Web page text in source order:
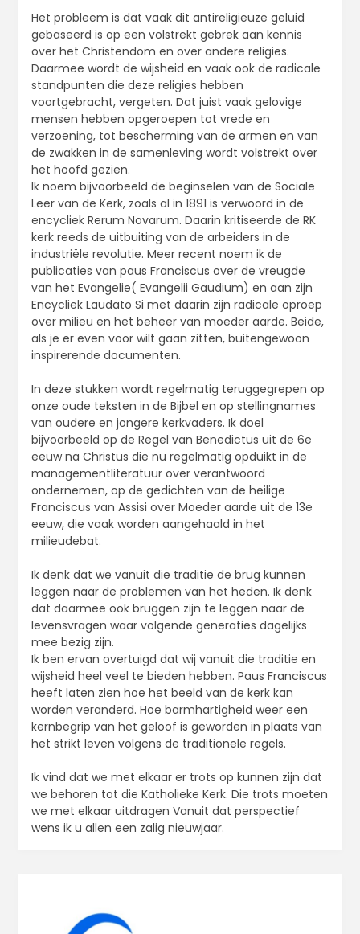
Het probleem is dat vaak dit antireligieuze geluid
gebaseerd is op een volstrekt gebrek aan kennis
over het Christendom en over andere religies.
Daarmee wordt de wijsheid en vaak ook de radicale
standpunten die deze religies hebben
voortgebracht, vergeten. Dat juist vaak gelovige
mensen hebben opgeroepen tot vrede en
verzoening, tot bescherming van de armen en van
de zwakken in de samenleving wordt volstrekt over
het hoofd gezien.
Ik noem bijvoorbeeld de beginselen van de Sociale
Leer van de Kerk, zoals al in 1891 is verwoord in de
encycliek Rerum Novarum. Daarin kritiseerde de RK
kerk reeds de uitbuiting van de arbeiders in de
industriële revolutie. Meer recent noem ik de
publicaties van paus Franciscus over de vreugde
van het Evangelie( Evangelii Gaudium) en aan zijn
Encycliek Laudato Si met daarin zijn radicale oproep
over milieu en het beheer van moeder aarde. Beide,
als je er even voor wilt gaan zitten, buitengewoon
inspirerende documenten.
In deze stukken wordt regelmatig teruggegrepen op
onze oude teksten in de Bijbel en op stellingnames
van oudere en jongere kerkvaders. Ik doel
bijvoorbeeld op de Regel van Benedictus uit de 6e
eeuw na Christus die nu regelmatig opduikt in de
managementliteratuur over verantwoord
ondernemen, op de gedichten van de heilige
Franciscus van Assisi over Moeder aarde uit de 13e
eeuw, die vaak worden aangehaald in het
milieudebat.
Ik denk dat we vanuit die traditie de brug kunnen
leggen naar de problemen van het heden. Ik denk
dat daarmee ook bruggen zijn te leggen naar de
levensvragen waar volgende generaties dagelijks
mee bezig zijn.
Ik ben ervan overtuigd dat wij vanuit die traditie en
wijsheid heel veel te bieden hebben. Paus Franciscus
heeft laten zien hoe het beeld van de kerk kan
worden veranderd. Hoe barmhartigheid weer een
kernbegrip van het geloof is geworden in plaats van
het strikt leven volgens de traditionele regels.
Ik vind dat we met elkaar er trots op kunnen zijn dat
we behoren tot die Katholieke Kerk. Die trots moeten
we met elkaar uitdragen Vanuit dat perspectief
wens ik u allen een zalig nieuwjaar.